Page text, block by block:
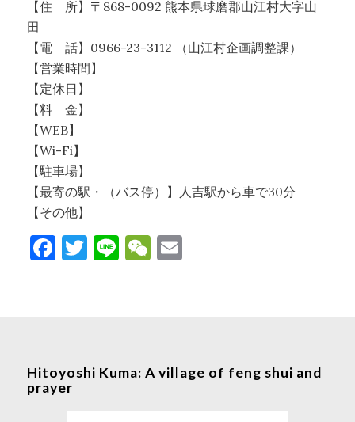
【住 所】〒868-0092 熊本県球磨郡山江村大字山
田
【電 話】0966-23-3112 （山江村企画調整課）
【営業時間】
【定休日】
【料 金】
【WEB】
【Wi-Fi】
【駐車場】
【最寄の駅・（バス停）】人吉駅から車で30分
【その他】
Facebook
Twitter
LineWeChat
Email
Hitoyoshi Kuma: A village of feng shui and
prayer